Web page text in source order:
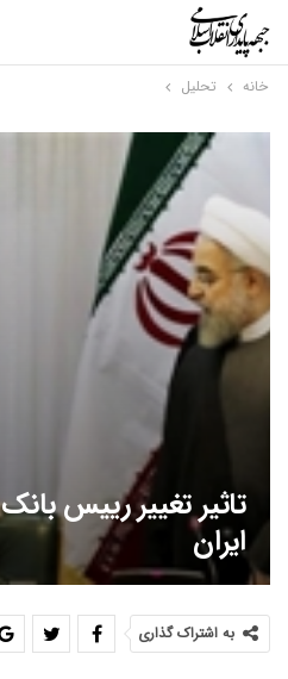
خانه تحلیل
تاثیر تغییر رییس
ایران
به اشتراک گذاری